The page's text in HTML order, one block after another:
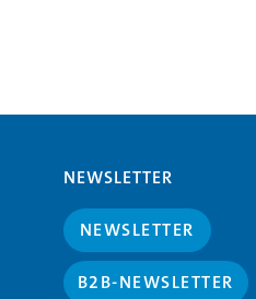
NEWSLETTER
NEWSLETTER
B2B-NEWSLETTER